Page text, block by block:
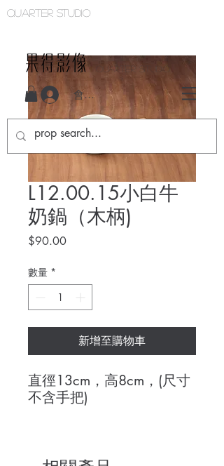
Quarter studio
會員登入
QUARTER STUDIO
L12.00.15小白牛
奶鍋（木柄)
$90.00價
數量 *
新增至購物車
直徑13cm，高8cm，(尺寸
不含手把)